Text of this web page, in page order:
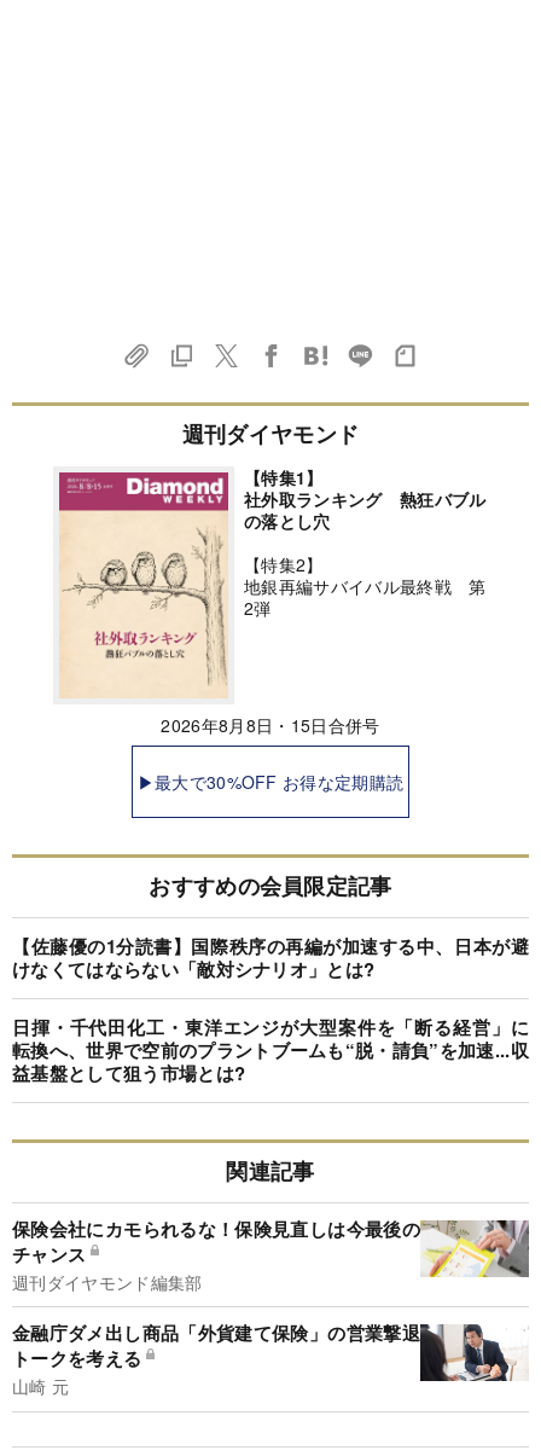
週刊ダイヤモンド
【特集1】
社外取ランキング 熱狂バブル
の落とし穴
【特集2】
地銀再編サバイバル最終戦 第
2弾
2026年8月8日・15日合併号
▶最大で30%OFF お得な定期購読
おすすめの会員限定記事
【佐藤優の1分読書】国際秩序の再編が加速する中、日本が避
けなくてはならない「敵対シナリオ」とは?
日揮・千代田化工・東洋エンジが大型案件を「断る経営」に
転換へ、世界で空前のプラントブームも“脱・請負”を加速...収
益基盤として狙う市場とは?
関連記事
保険会社にカモられるな！保険見直しは今最後の
チャンス
週刊ダイヤモンド編集部
金融庁ダメ出し商品「外貨建て保険」の営業撃退
トークを考える
山崎 元